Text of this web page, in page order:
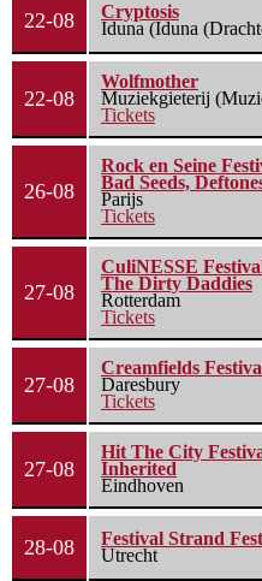
22-08
Cryptosis
Iduna (Iduna
22-08
Wolfmother
Muziekgieterij
Tickets
26-08
Rock en Seine
Bad Seeds,
Parijs
Tickets
27-08
CuliNESSE
The Dirty Daddies
Rotterdam
Tickets
27-08
Creamfields
Daresbury
Tickets
27-08
Hit The City
Inherited
Eindhoven
28-08
Festival Strand
Utrecht